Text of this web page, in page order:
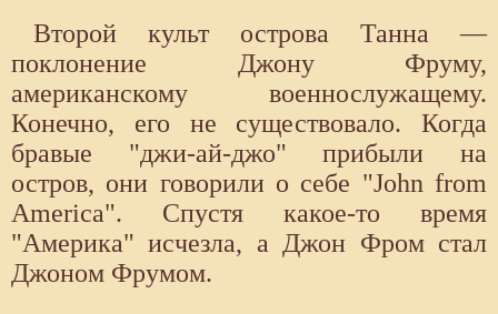
Второй культ острова Танна —
поклонение Джону Фруму,
американскому военнослужащему.
Конечно, его не существовало. Когда
бравые "джи-ай-джо" прибыли на
остров, они говорили о себе "John from
America". Спустя какое-то время
"Америка" исчезла, а Джон Фром стал
Джоном Фрумом.